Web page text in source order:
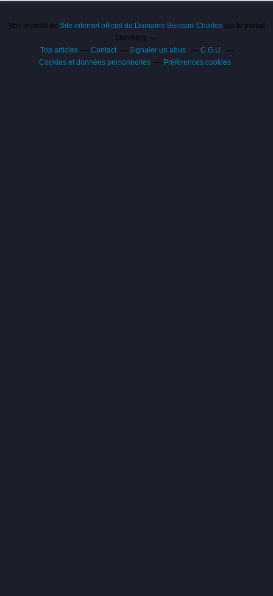
Voir le profil de Site internet officiel du Domaine Buisson-Charlessur le portail
Overblog
Top articles
Contact Signaler un abus
C.G.U.
Cookies et données personnelles
Préférences cookies